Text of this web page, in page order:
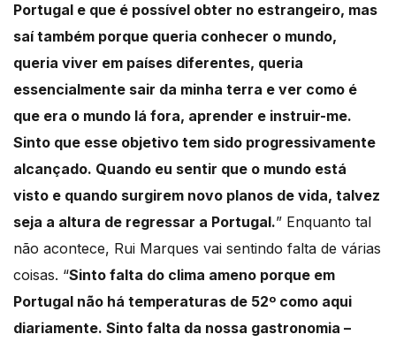
Portugal e que é possível obter no estrangeiro, mas
saí também porque queria conhecer o mundo,
queria viver em países diferentes, queria
essencialmente sair da minha terra e ver como é
que era o mundo lá fora, aprender e instruir-me.
Sinto que esse objetivo tem sido progressivamente
alcançado. Quando eu sentir que o mundo está
visto e quando surgirem novo planos de vida, talvez
seja a altura de regressar a Portugal.” Enquanto tal
não acontece, Rui Marques vai sentindo falta de várias
coisas. “Sinto falta do clima ameno porque em
Portugal não há temperaturas de 52º como aqui
diariamente. Sinto falta da nossa gastronomia –